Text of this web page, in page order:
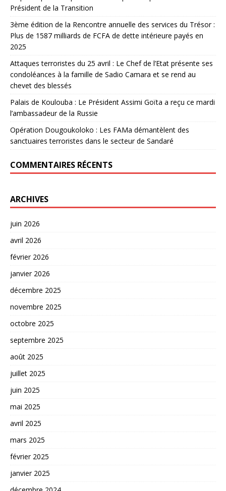
Président de la Transition
3ème édition de la Rencontre annuelle des services du Trésor :
Plus de 1587 milliards de FCFA de dette intérieure payés en
2025
Attaques terroristes du 25 avril : Le Chef de l’Etat présente ses
condoléances à la famille de Sadio Camara et se rend au
chevet des blessés
Palais de Koulouba : Le Président Assimi Goïta a reçu ce mardi
l’ambassadeur de la Russie
Opération Dougoukoloko : Les FAMa démantèlent des
sanctuaires terroristes dans le secteur de Sandaré
COMMENTAIRES RÉCENTS
ARCHIVES
juin 2026
avril 2026
février 2026
janvier 2026
décembre 2025
novembre 2025
octobre 2025
septembre 2025
août 2025
juillet 2025
juin 2025
mai 2025
avril 2025
mars 2025
février 2025
janvier 2025